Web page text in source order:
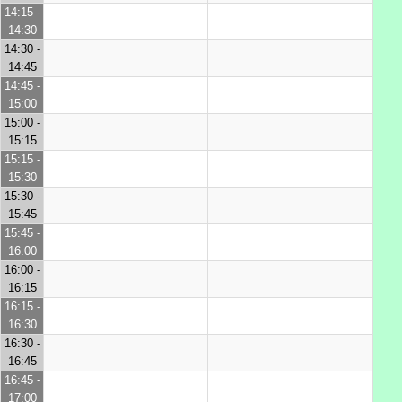
14:15 -
14:30
14:30 -
14:45
14:45 -
15:00
15:00 -
15:15
15:15 -
15:30
15:30 -
15:45
15:45 -
16:00
16:00 -
16:15
16:15 -
16:30
16:30 -
16:45
16:45 -
17:00